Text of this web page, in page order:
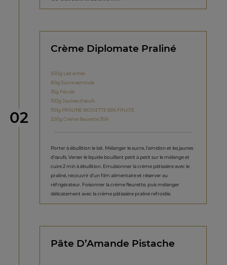
étape
02
Crème Diplomate Praliné
500g Lait entier
80g Sucre semoule
35g Fécule
100g Jaunes d’œufs
150g PRALINE NOISETTE 66% FRUITE
200g Crème fleurette 35%
Porter à ébullition le lait. Mélanger le sucre, l’amidon et les jaunes
d’œufs. Verser le liquide bouillant petit à petit sur le mélange et
cuire 2 min à ébullition. Emulsionner la crème pâtissière avec le
praliné, recouvrir d’un film alimentaire et réserver au
réfrigérateur. Foisonner la crème fleurette, puis mélanger
délicatement avec la crème pâtissière praliné refroidie.
Pâte D’Amande Pistache